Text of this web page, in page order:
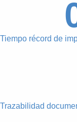
Tiempo récord de
Trazabilidad